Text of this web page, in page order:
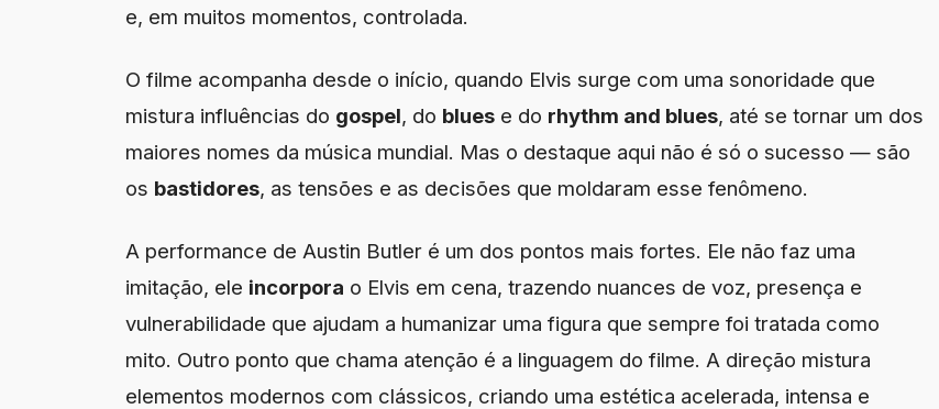
e, em muitos momentos, controlada.
O filme acompanha desde o início, quando Elvis surge com uma sonoridade que
mistura influências do gospel, do blues e do rhythm and blues, até se tornar um dos
maiores nomes da música mundial. Mas o destaque aqui não é só o sucesso — são
os bastidores, as tensões e as decisões que moldaram esse fenômeno.
A performance de Austin Butler é um dos pontos mais fortes. Ele não faz uma
imitação, ele incorpora o Elvis em cena, trazendo nuances de voz, presença e
vulnerabilidade que ajudam a humanizar uma figura que sempre foi tratada como
mito. Outro ponto que chama atenção é a linguagem do filme. A direção mistura
elementos modernos com clássicos, criando uma estética acelerada, intensa e